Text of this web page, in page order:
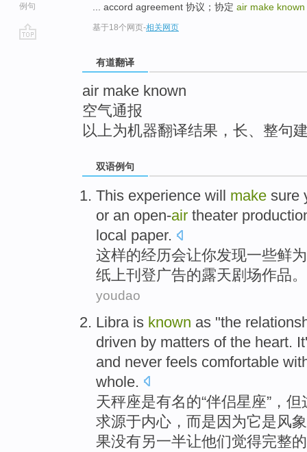
例句
... accord agreement 协议；协定 air make known
基于18个网页-相关网页
有道翻译
air make known
空气通报
以上为机器翻译结果，长、整句
双语例句
This experience will make sure
or an open-air theater
local paper.
这样的经历会让你发现一些鲜
纸上刊登广告的露天剧场作品。
youdao
Libra is known as "the
driven by matters of the heart. It
and never feels comfortable
whole.
天秤座是有名的“伴侣星座”， 但
求源于内心 ，而是因为它是 风
果没有另一半让他们觉得完整